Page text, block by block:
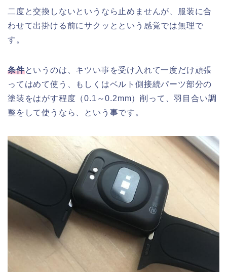
二度と交換しないというなら止めませんが、服装に合
わせて出掛ける前にサクッとという感覚では無理で
す。
条件というのは、キツい事を受け入れて一度だけ頑張
ってはめて使う、もしくはベルト側接続パーツ部分の
塗装をはがす程度（0.1～0.2mm）削って、羽目合い調
整をして使うなら、という事です。